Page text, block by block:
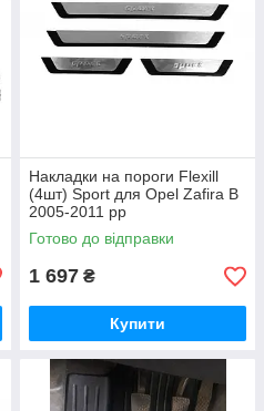
Накладки на пороги Flexill
(4шт) Sport для Opel Zafira B
2005-2011 рр
Готово до відправки
1 697 ₴
Купити